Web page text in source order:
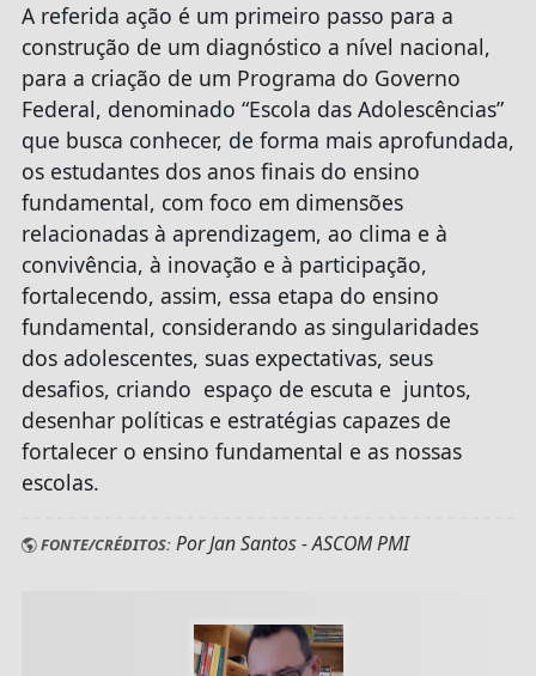
A referida ação é um primeiro passo para a
construção de um diagnóstico a nível nacional,
para a criação de um Programa do Governo
Federal, denominado “Escola das Adolescências”
que busca conhecer, de forma mais aprofundada,
os estudantes dos anos finais do ensino
fundamental, com foco em dimensões
relacionadas à aprendizagem, ao clima e à
convivência, à inovação e à participação,
fortalecendo, assim, essa etapa do ensino
fundamental, considerando as singularidades
dos adolescentes, suas expectativas, seus
desafios, criando espaço de escuta e juntos,
desenhar políticas e estratégias capazes de
fortalecer o ensino fundamental e as nossas
escolas.
FONTE/CRÉDITOS:Por Jan Santos - ASCOM PMI